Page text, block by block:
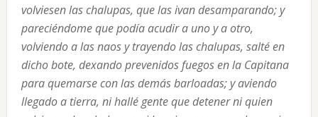
volviesen las chalupas, que las ivan desamparando; y
pareciéndome que podía acudir a uno y a otro,
volviendo a las naos y trayendo las chalupas, salté en
dicho bote, dexando prevenidos fuegos en la Capitana
para quemarse con las demás barloadas; y aviendo
llegado a tierra, ni hallé gente que detener ni quien